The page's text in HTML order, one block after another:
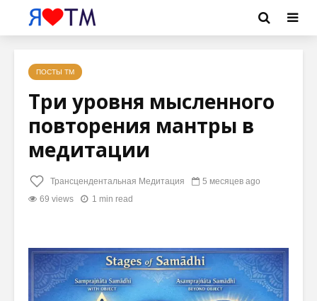
ПОСТЫ ТМ
Три уровня мысленного
повторения мантры в
медитации
Трансцендентальная Медитация
5 месяцев ago
69 views
1 min read